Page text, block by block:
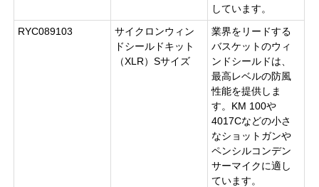
しています。
RYC089103
サイクロンウィン
ドシールドキット
（XLR）Sサイズ
業界をリードする
バスケットのウィ
ンドシールドは、
最高レベルの防風
性能を提供しま
す。KM 100や
4017Cなどの小さ
なショットガンや
ペンシルコンデン
サーマイクに適し
ています。